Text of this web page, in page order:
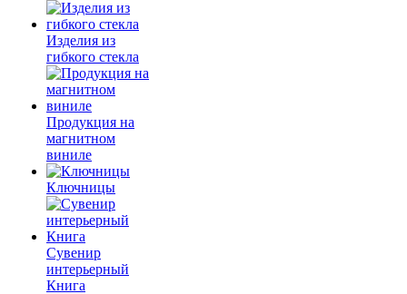
Изделия из
гибкого стекла
Продукция на
магнитном
виниле
Ключницы
Сувенир
интерьерный
Книга